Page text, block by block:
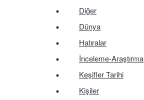
Diğer
Dünya
Hatıralar
İnceleme-Araştırma
Keşifler Tarihi
Kişiler